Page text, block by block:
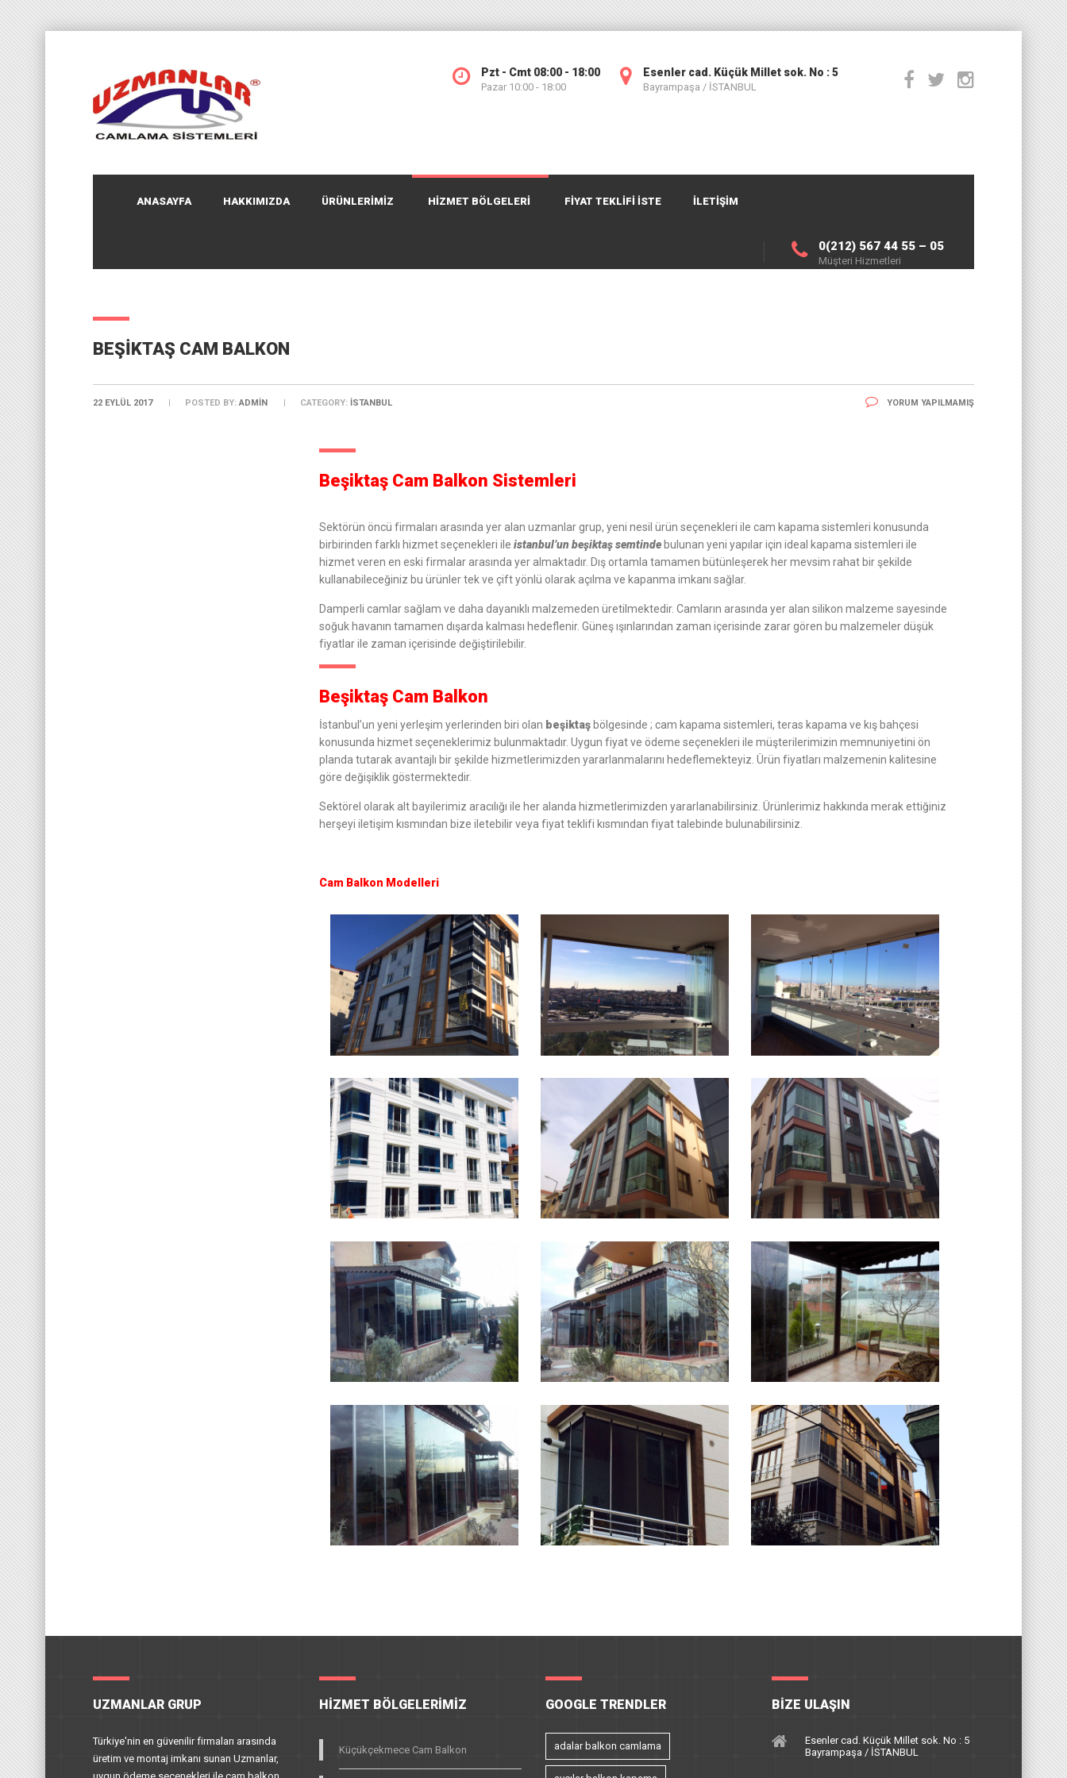
Esenler cad. Küçük Millet sok. No : 5
Bayrampaşa / İSTANBUL
Pzt - Cmt 08:00 - 18:00
Pazar 10:00 - 18:00
ANASAYFA HAKKIMIZDA ÜRÜNLERİMİZ HİZMET BÖLGELERİ FIYAT TEKLIFI İSTE İLETIŞIM
0(212) 567 44 55 – 05
Müşteri Hizmetleri
BEŞIKTAŞ CAM BALKON
22 EYLÜL 2017 POSTED BY:ADMIN CATEGORY: İSTANBUL YORUM YAPILMAMIŞ
Beşiktaş Cam Balkon Sistemleri
Sektörün öncü firmaları arasında yer alan uzmanlar grup, yeni nesil ürün seçenekleri ile cam kapama sistemleri konusunda
birbirinden farklı hizmet seçenekleri ile istanbul’un beşiktaş semtinde bulunan yeni yapılar için ideal kapama sistemleri ile
hizmet veren en eski firmalar arasında yer almaktadır. Dış ortamla tamamen bütünleşerek her mevsim rahat bir şekilde
kullanabileceğiniz bu ürünler tek ve çift yönlü olarak açılma ve kapanma imkanı sağlar.
Damperli camlar sağlam ve daha dayanıklı malzemeden üretilmektedir. Camların arasında yer alan silikon malzeme sayesinde
soğuk havanın tamamen dışarda kalması hedeflenir. Güneş ışınlarından zaman içerisinde zarar gören bu malzemeler düşük
fiyatlar ile zaman içerisinde değiştirilebilir.
Beşiktaş Cam Balkon
İstanbul’un yeni yerleşim yerlerinden biri olan beşiktaş bölgesinde ; cam kapama sistemleri, teras kapama ve kış bahçesi
konusunda hizmet seçeneklerimiz bulunmaktadır. Uygun fiyat ve ödeme seçenekleri ile müşterilerimizin memnuniyetini ön
planda tutarak avantajlı bir şekilde hizmetlerimizden yararlanmalarını hedeflemekteyiz. Ürün fiyatları malzemenin kalitesine
göre değişiklik göstermektedir.
Sektörel olarak alt bayilerimiz aracılığı ile her alanda hizmetlerimizden yararlanabilirsiniz. Ürünlerimiz hakkında merak ettiğiniz
herşeyi iletişim kısmından bize iletebilir veya fiyat teklifi kısmından fiyat talebinde bulunabilirsiniz.
Cam Balkon Modelleri
UZMANLAR GRUP
Türkiye'nin en güvenilir firmaları arasında
üretim ve montaj imkanı sunan Uzmanlar,
HIZMET BÖLGELERIMIZ
Küçükçekmece Cam Balkon
GOOGLE TRENDLER
adalar balkon camlama
BIZE ULAŞIN
Esenler cad. Küçük Millet sok. No : 5
Bayrampaşa / İSTANBUL